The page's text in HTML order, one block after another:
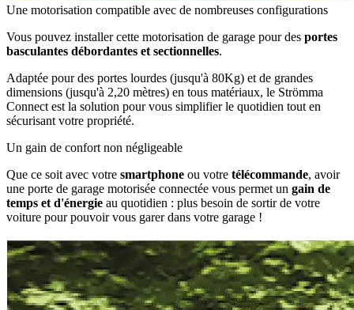
Une motorisation compatible avec de nombreuses configurations
Vous pouvez installer cette motorisation de garage pour des portes
basculantes débordantes et sectionnelles.
Adaptée pour des portes lourdes (jusqu'à 80Kg) et de grandes
dimensions (jusqu'à 2,20 mètres) en tous matériaux, le Strömma
Connect est la solution pour vous simplifier le quotidien tout en
sécurisant votre propriété.
Un gain de confort non négligeable
Que ce soit avec votre smartphone ou votre télécommande, avoir
une porte de garage motorisée connectée vous permet un gain de
temps et d'énergie au quotidien : plus besoin de sortir de votre
voiture pour pouvoir vous garer dans votre garage !